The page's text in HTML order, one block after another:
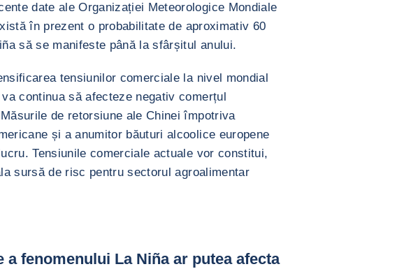
date ale Organizației Meteorologice Mondiale
în prezent o probabilitate de aproximativ 60
să se manifeste până la sfârșitul anului.
tensiunilor comerciale la nivel mondial
continua să afecteze negativ comerțul
de retorsiune ale Chinei împotriva
și a anumitor băuturi alcoolice europene
Tensiunile comerciale actuale vor constitui,
sursă de risc pentru sectorul agroalimentar
a fenomenului La Niña ar putea afecta